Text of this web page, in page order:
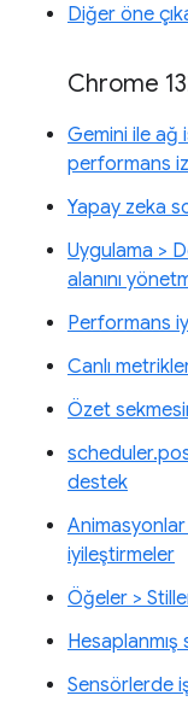
Diğer öne
Chrome
Gemini ile ağ
performans
Yapay zeka
Uygulama >
alanını
Performans
Canlı
Özet
destek
iyileştirmeler
Öğeler >
Sensörlerde